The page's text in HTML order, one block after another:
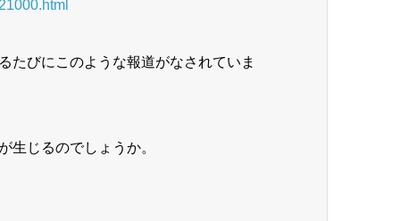
たびにこのような報道がなされていま
生じるのでしょうか。